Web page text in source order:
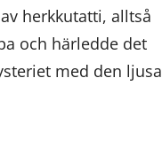
herkkutatti, alltså
och härledde det
med den ljusa